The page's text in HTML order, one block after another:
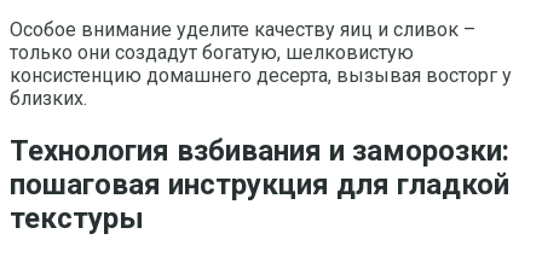
Особое внимание уделите качеству яиц и сливок –
только они создадут богатую, шелковистую
консистенцию домашнего десерта, вызывая восторг у
близких.
Технология взбивания и заморозки:
пошаговая инструкция для гладкой
текстуры